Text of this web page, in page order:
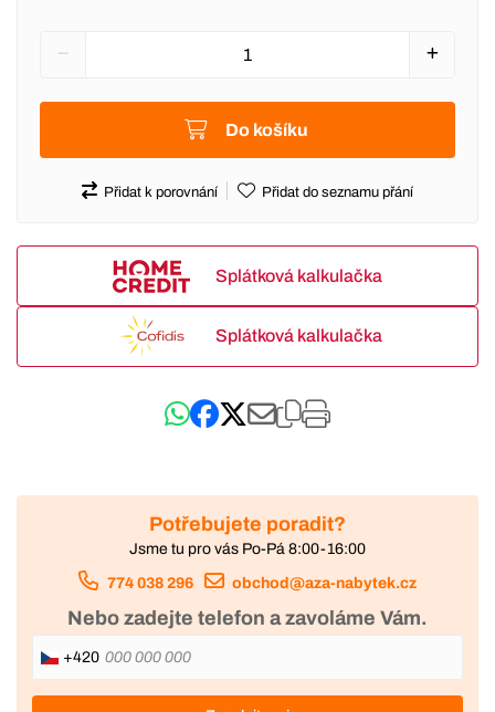
Do košíku
Přidat k porovnání Přidat do seznamu přání
Splátková kalkulačka
Splátková kalkulačka
Potřebujete poradit?
Jsme tu pro vás Po-Pá 8:00-16:00
774 038 296 obchod@aza-nabytek.cz
Nebo zadejte telefon a zavoláme Vám.
+420